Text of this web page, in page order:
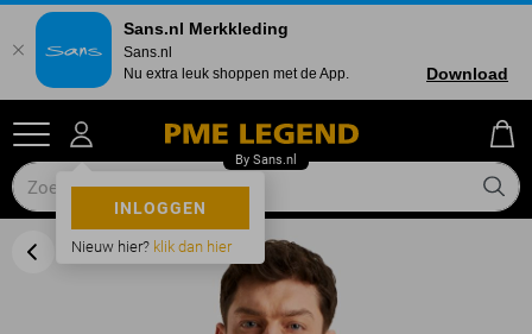
INLOGGEN
Nieuw hier? klik dan hier
Sans.nl Merkkleding
Sans.nl
Nu extra leuk shoppen met de App.
Download